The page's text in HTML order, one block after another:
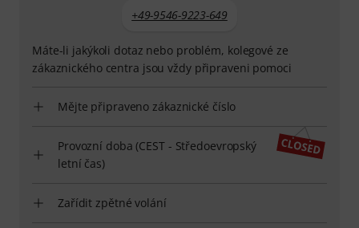
+49-9546-9223-649
Máte-li jakýkoli dotaz nebo problém, kolegové ze
zákaznického centra jsou vždy připraveni pomoci
Mějte připraveno zákaznické číslo
Provozní doba (CEST - Středoevropský
letní čas)
Zařídit zpětné volání